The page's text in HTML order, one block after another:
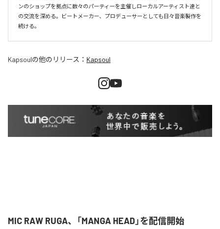
ンのショップを拠点に数々のパーティーを主催しローカルアーティスト達と
の交流を深める。ビートメーカー、プロデューサーとしても日々音楽製作を
続ける。
Kapsoulの他のリリース： Kapsoul
MIC RAW RUGA、「MANGA HEAD」を配信開始